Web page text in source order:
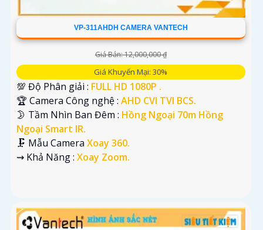
VP-311AHDH CAMERA VANTECH
Giá Bán: 12,000,000 ₫
Giá Khuyến Mại: 30%
💯 Độ Phân giải : FULL HD 1080P .
🏆 Camera Công nghệ : AHD CVI TVI BCS.
🌛 Tầm Nhìn Ban Đêm : Hồng Ngoại 70m Hồng
Ngoại Smart IR.
🗜️ Mẫu Camera Xoay 360.
️⇝ Khả Năng : Xoay Zoom.